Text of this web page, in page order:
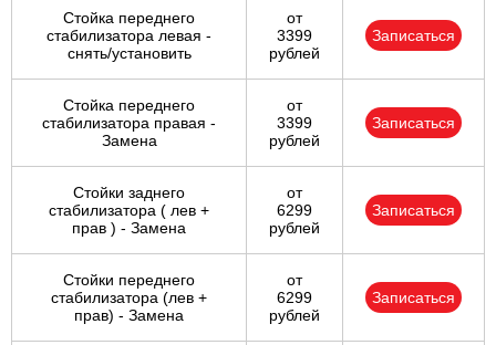
Стойка переднего
стабилизатора левая -
снять/установить
от
3399
рублей
Записаться
Стойка переднего
стабилизатора правая -
Замена
от
3399
рублей
Записаться
Стойки заднего
стабилизатора ( лев +
прав ) - Замена
от
6299
рублей
Записаться
Стойки переднего
стабилизатора (лев +
прав) - Замена
от
6299
рублей
Записаться